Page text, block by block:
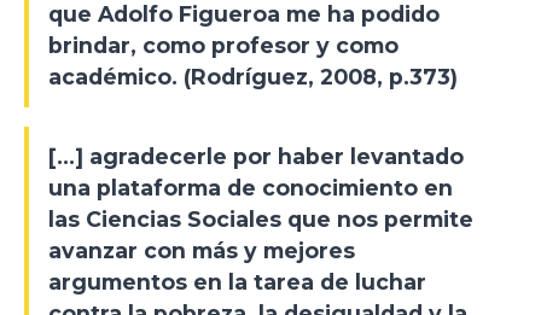
que Adolfo Figueroa me ha podido
brindar, como profesor y como
académico. (Rodríguez, 2008, p.373)
[…] agradecerle por haber levantado
una plataforma de conocimiento en
las Ciencias Sociales que nos permite
avanzar con más y mejores
argumentos en la tarea de luchar